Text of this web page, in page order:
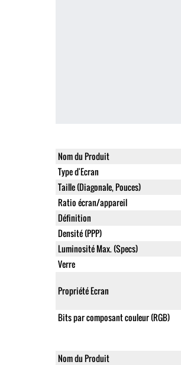
Nom du Produit
Type d'Ecran
Taille (Diagonale, Pouces)
Ratio écran/appareil
Définition
Densité (PPP)
Luminosité Max. (Specs)
Verre
Propriété Ecran
Bits par composant couleur (RGB)
Nom du Produit